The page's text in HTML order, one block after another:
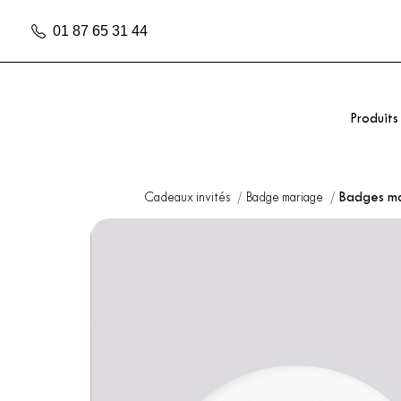
01 87 65 31 44
Produits
Cadeaux invités Badge mariage Badges